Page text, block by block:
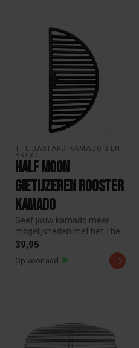
THE BASTARD KAMADO’S EN
BSTRD
Half Moon
Gietijzeren Rooster
Kamado
Geef jouw kamado meer
mogelijkheden met het The
Bastard Half Moon
39,95
Op voorraad